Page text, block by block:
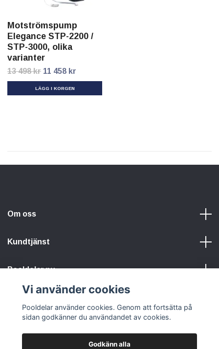
Motströmspump
Elegance STP-2200 /
STP-3000, olika
varianter
13 498 kr 11 458 kr
LÄGG I KORGEN
Om oss
Kundtjänst
Pooldelar.nu
Vi använder cookies
Pooldelar använder cookies. Genom att fortsätta på
sidan godkänner du användandet av cookies.
Godkänn alla